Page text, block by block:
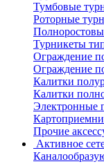
Тумбовые
Роторные
Турникеты
Ограждение
Ограждение
Калитки
Калитки
Электронные
Прочие
Активное